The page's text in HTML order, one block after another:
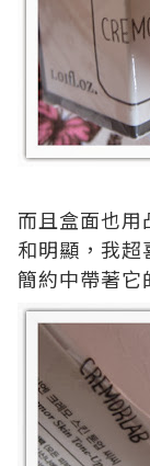
而且盒面也
和明顯，我
簡約中帶著它